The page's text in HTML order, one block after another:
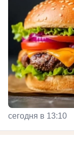
сегодня в 13:10